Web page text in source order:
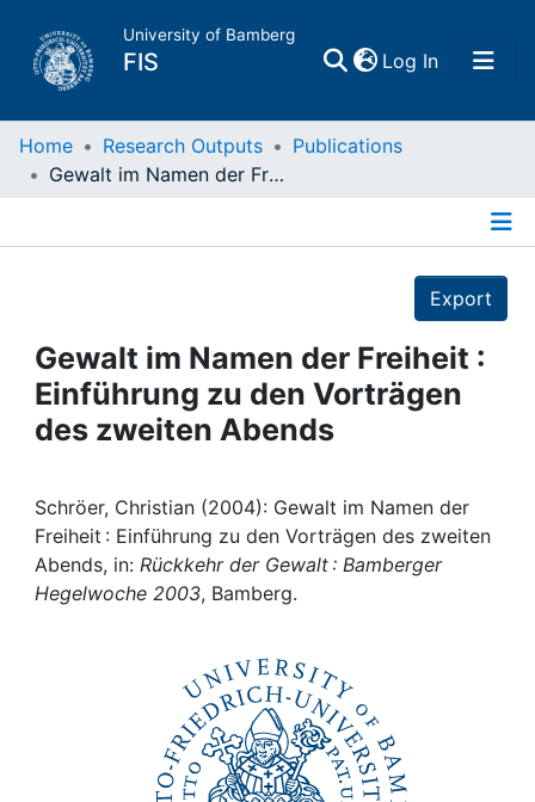
University of Bamberg
FIS Log In(current)
Home
Projects
People
Awards
My FIS
Home Research Outputs
Publications
Gewalt im Namen der Freiheit : Einführung zu den Vorträgen des zweiten Abends
Export
Gewalt im Namen der Freiheit :
Einführung zu den Vorträgen
des zweiten Abends
Schröer, Christian (2004): Gewalt im Namen der
Freiheit : Einführung zu den Vorträgen des zweiten
Abends, in: Rückkehr der Gewalt : Bamberger
Hegelwoche 2003, Bamberg.